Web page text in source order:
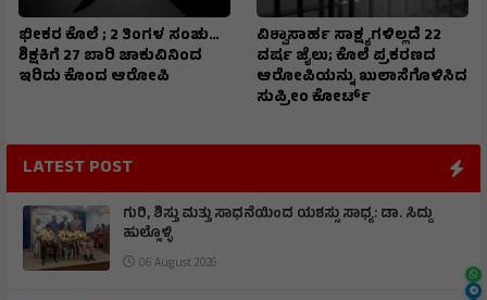
ಭೀಕರ ಕೊಲೆ ; 2 ತಿಂಗಳ ಸಂಚು…
ಶಿಕ್ಷಕಿಗೆ 27 ಬಾರಿ ಚಾಕುವಿನಿಂದ
ಇರಿದು ಕೊಂದ ಆರೋಪಿ
ವಿಶ್ವಾಸಾರ್ಹ ಸಾಕ್ಷ್ಯಗಳಿಲ್ಲದೆ 22
ವರ್ಷ ಜೈಲು; ಕೊಲೆ ಪ್ರಕರಣದ
ಆರೋಪಿಯನ್ನು ಖುಲಾಸೆಗೊಳಿಸಿದ
ಸುಪ್ರೀಂ ಕೋರ್ಟ್
LATEST POST
ಗುರಿ, ಶಿಸ್ತು ಮತ್ತು ಸಾಧನೆಯಿಂದ ಯಶಸ್ಸು ಸಾಧ್ಯ: ಡಾ. ಸಿದ್ದು
ಹುಲ್ಲೊಳ್ಳಿ
06 August 2026